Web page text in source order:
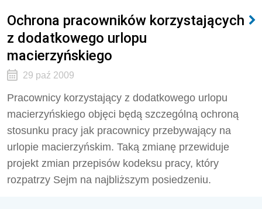
Ochrona pracowników korzystających
z dodatkowego urlopu
macierzyńskiego
29 paź 2009
Pracownicy korzystający z dodatkowego urlopu
macierzyńskiego objęci będą szczególną ochroną
stosunku pracy jak pracownicy przebywający na
urlopie macierzyńskim. Taką zmianę przewiduje
projekt zmian przepisów kodeksu pracy, który
rozpatrzy Sejm na najbliższym posiedzeniu.